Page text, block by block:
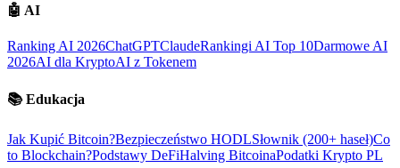
🤖 AI
Ranking AI 2026ChatGPTClaudeRankingi AI Top 10Darmowe AI
2026AI dla KryptoAI z Tokenem
📚 Edukacja
Jak Kupić Bitcoin?Bezpieczeństwo HODLSłownik (200+ haseł)Co
to Blockchain?Podstawy DeFiHalving BitcoinaPodatki Krypto PL